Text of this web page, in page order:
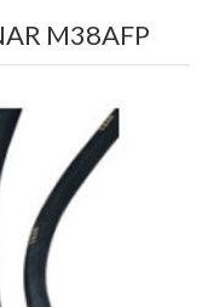
M38AFP